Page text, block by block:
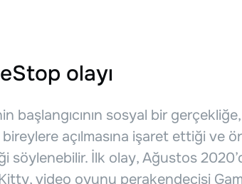
olayı
başlangıcının sosyal bir gerçekliğe,
bireylere açılmasına işaret ettiği ve
söylenebilir. İlk olay, Ağustos
video oyunu perakendecisi